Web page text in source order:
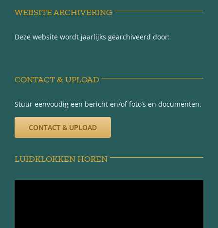
Over Minnertsga
Privacy-verklaring
WEBSITE ARCHIVERING
Deze website wordt jaarlijks gearchiveerd door:
CONTACT & UPLOAD
Stuur eenvoudig een bericht en/of foto’s en documenten.
CONTACT & UPLOAD
LUIDKLOKKEN HOREN